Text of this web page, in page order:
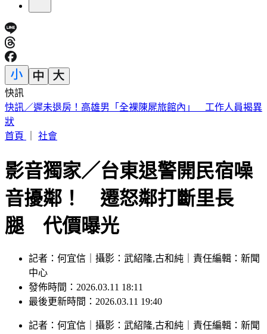
快訊
牙醫張元瀚過世！愛貓「病情突惡化」走了 妻慟：牠的難過
不比我們少
首頁
社會
影音獨家／台東退警開民宿噪
音擾鄰！ 遷怒鄰打斷里長
腿 代價曝光
記者：何宜信｜攝影：武紹隆,古和純｜責任編輯：新聞
中心
發佈時間：2026.03.11 18:11
最後更新時間：2026.03.11 19:40
記者 ： 何宜信 攝影 ： 武紹隆,古和純 責任編輯 ： 新聞